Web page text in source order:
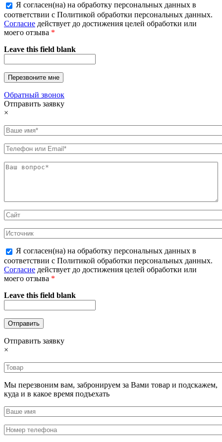
Я согласен(на) на обработку персональных данных в
соответствии с Политикой обработки персональных данных.
Согласие действует до достижения целей обработки или
моего отзыва *
Leave this field blank
Обратный звонок
Отправить заявку
×
Я согласен(на) на обработку персональных данных в
соответствии с Политикой обработки персональных данных.
Согласие действует до достижения целей обработки или
моего отзыва *
Leave this field blank
Отправить заявку
×
Мы перезвоним вам, забронируем за Вами товар и подскажем,
куда и в какое время подъехать